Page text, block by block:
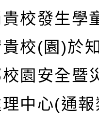
校發生學
校(園)於
園安全暨
中心(通